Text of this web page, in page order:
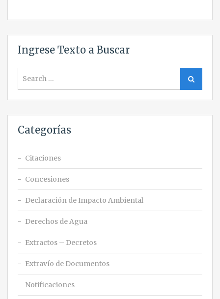
Ingrese Texto a Buscar
for:
Search
Categorías
Citaciones
Concesiones
Declaración de Impacto Ambiental
Derechos de Agua
Extractos – Decretos
Extravío de Documentos
Notificaciones